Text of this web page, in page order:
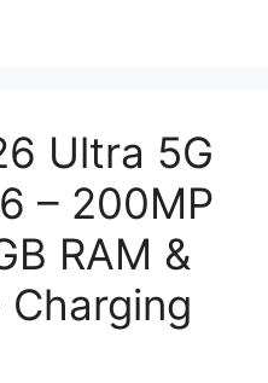
Ultra 5G
– 200MP
RAM &
Charging